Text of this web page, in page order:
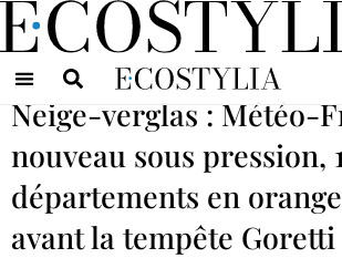
Neige-verglas : Météo-
nouveau sous pression,
départements en
avant la tempête Goretti